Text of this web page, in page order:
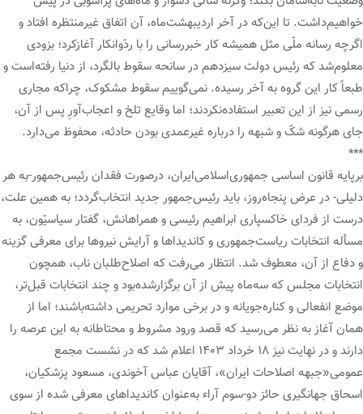
خواهیم‌داشت. تا این‌که در آخر اردیبهشت‌ماه، آن اتفاق غیرمنتظره افتاد و
اگرچه رسانه ملّی مثل همیشه کار خبررسانی را با ردّوانکار آغازکرد؛ بزودی
معلوم‌شد که رئیس دولت سیزدهم در سانحه سقوط بالگرد، از دنیا رفته‌است و
طبعاً کار این گروه به آخر رسیده. نمی‌گوییم سقوط مشکوک، چراکه مجاری
رسمی نیز از این تعبیر استفاده‌نکردند؛ اما وقایع تلخ و اعجاب‌آورِ پس از آن،
جای هرگونه شکّ و شبهه را درباره غیرعمدی بودن حادثه، محفوظ می‌دارد.
***
برپایه قانون اساسی جمهوری‌اسلامی‌ایران، درصورت فقدان رئیس‌جمهور-به هر
دلیلی- در عرض پنجاه‌روز، باید رئیس‌جمهور جدید انتخاب‌گردد؛ به همین علت،
درست از فردای خاکسپاری ابراهیم رئیسی و همراهانش، گفتار سیاسیّون، به
مسأله انتخابات ریاست‌جمهوری و کاندیداها و آرایش نیروها برای معرفی گزینه
و دفاع از آن، معطوف شد. انتظار می‌رفت که اصلاح‌طلبان ناب، همچون
انتخابات مجلس که سه‌ماه پیش از آن برگزارشده‌بود و چند انتخابات قبل‌تر،
موضع انفعالی و کناره‌جویانه و در برخی موارد تحریمی داشته‌باشند؛ اما از
همان آغاز به نظر می‌رسید که قصد ورود مشروط و محتاطانه به این عرصه را
دارند و در نهایت نیز ۱۸ خرداد ۱۴۰۳ اعلام شد که در نشست مجمع
عمومی«جبهه اصلاحات ایران»، آقایان عباس آخوندی، مسعود پزشکیان،
اسحاق جهانگیری حائز دو-سوم آراء به‌عنوان کاندیداهای معرفی شده از سوی